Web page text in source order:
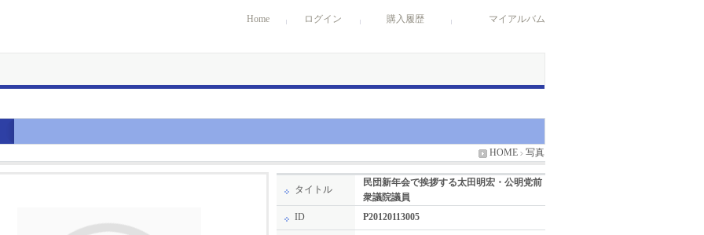
Home ログイン 購入履歴 マイアルバム
HOME 写真
タイトル
民団新年会で挨拶する太田明宏・公明党前
衆議院議員
ID
P20120113005